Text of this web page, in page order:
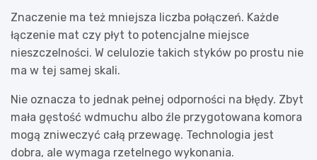
Znaczenie ma też mniejsza liczba połączeń. Każde
łączenie mat czy płyt to potencjalne miejsce
nieszczelności. W celulozie takich styków po prostu nie
ma w tej samej skali.
Nie oznacza to jednak pełnej odporności na błędy. Zbyt
mała gęstość wdmuchu albo źle przygotowana komora
mogą zniweczyć całą przewagę. Technologia jest
dobra, ale wymaga rzetelnego wykonania.